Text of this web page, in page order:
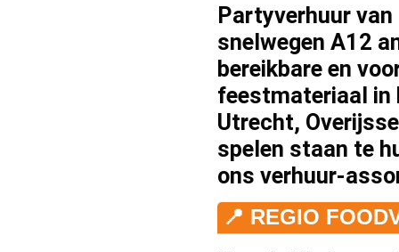
Partyverhuur
snelwegen A12
bereikbare en
feestmateriaal in
Utrecht,
spelen staan te
ons verhuur-
📍 REGIO